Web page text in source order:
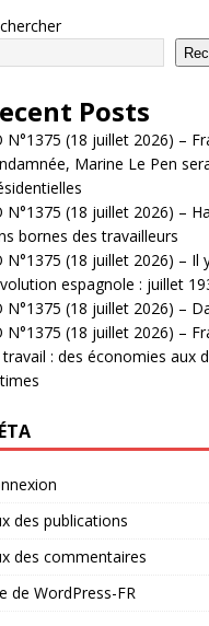
Posts
N°1375 (18 juillet 2026) –
Marine Le Pen
N°1375 (18 juillet 2026) –
bornes des travailleurs
N°1375 (18 juillet 2026) – Il
espagnole : juillet
N°1375 (18 juillet 2026) –
N°1375 (18 juillet 2026) –
: des économies aux
des publications
des commentaires
de WordPress-FR